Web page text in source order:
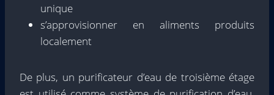
unique
s’approvisionner en aliments produits
localement
De plus, un purificateur d’eau de troisième étage